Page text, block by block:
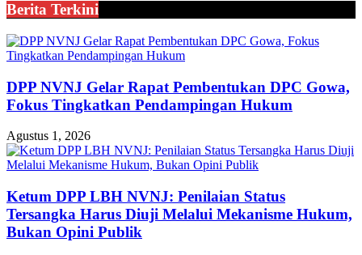
Berita Terkini
DPP NVNJ Gelar Rapat Pembentukan DPC Gowa,
Fokus Tingkatkan Pendampingan Hukum
Agustus 1, 2026
Ketum DPP LBH NVNJ: Penilaian Status
Tersangka Harus Diuji Melalui Mekanisme Hukum,
Bukan Opini Publik